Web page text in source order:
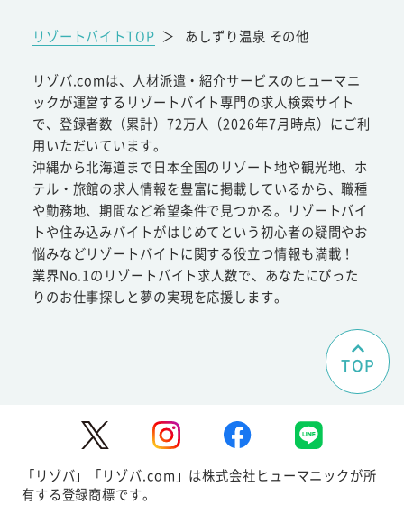
リゾートバイトTOP ＞ あしずり温泉 その他
リゾバ.comは、人材派遣・紹介サービスのヒューマニ
ックが運営するリゾートバイト専門の求人検索サイト
で、登録者数（累計）72万人（2026年7月時点）にご利
用いただいています。
沖縄から北海道まで日本全国のリゾート地や観光地、ホ
テル・旅館の求人情報を豊富に掲載しているから、職種
や勤務地、期間など希望条件で見つかる。リゾートバイ
トや住み込みバイトがはじめてという初心者の疑問やお
悩みなどリゾートバイトに関する役立つ情報も満載！
業界No.1のリゾートバイト求人数で、あなたにぴった
りのお仕事探しと夢の実現を応援します。
TOP
「リゾバ」「リゾバ.com」は株式会社ヒューマニックが所
有する登録商標です。